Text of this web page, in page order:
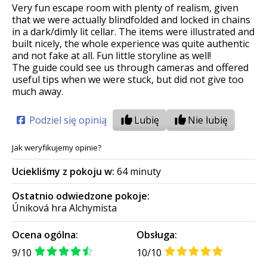
Very fun escape room with plenty of realism, given
that we were actually blindfolded and locked in chains
in a dark/dimly lit cellar. The items were illustrated and
built nicely, the whole experience was quite authentic
and not fake at all. Fun little storyline as well!
The guide could see us through cameras and offered
useful tips when we were stuck, but did not give too
much away.
Podziel się opinią Lubię Nie lubię
Jak weryfikujemy opinie?
Uciekliśmy z pokoju w: 64 minuty
Ostatnio odwiedzone pokoje:
Úniková hra Alchymista
Ocena ogólna:
9/10
Obsługa:
10/10